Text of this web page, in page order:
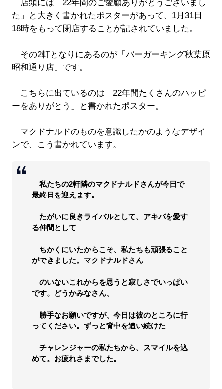
店頭には「22年間のご愛顧ありがとうございまし
た」と大きく書かれたポスターがあって、1月31日
18時をもって閉店することが記されていました。
その2軒となりにあるのが「バーガーキング秋葉原
昭和通り店」です。
こちらに出ているのは「22年間たくさんのハッピ
ーをありがとう」と書かれたポスター。
マクドナルドのものを意識したかのようなデザイ
ンで、こう書かれています。
私たちの2軒隣のマクドナルドさんが今日で
最終日を迎えます。
たがいに良きライバルとして、アキバを愛す
る仲間として
ちかくにいたからこそ、私たちも頑張ること
ができました。マクドナルドさん
のいないこれからを思うと寂しさでいっぱい
です。どうかみなさん、
勝手なお願いですが、今日は彼のところに行
ってください。ずっと背中を追い続けた
チャレンジャーの私たちから、スマイルを込
めて。お疲れさまでした。